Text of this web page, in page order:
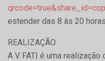
estender das 8 às 20
REALIZAÇÃO
A V FATI é uma realização